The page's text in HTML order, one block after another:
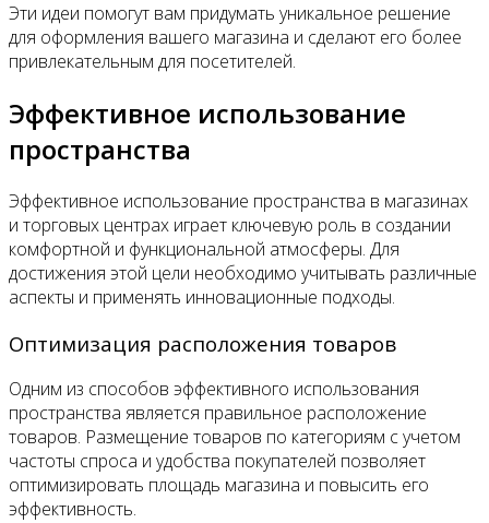
Эти идеи помогут вам придумать уникальное решение
для оформления вашего магазина и сделают его более
привлекательным для посетителей.
Эффективное использование
пространства
Эффективное использование пространства в магазинах
и торговых центрах играет ключевую роль в создании
комфортной и функциональной атмосферы. Для
достижения этой цели необходимо учитывать различные
аспекты и применять инновационные подходы.
Оптимизация расположения товаров
Одним из способов эффективного использования
пространства является правильное расположение
товаров. Размещение товаров по категориям с учетом
частоты спроса и удобства покупателей позволяет
оптимизировать площадь магазина и повысить его
эффективность.